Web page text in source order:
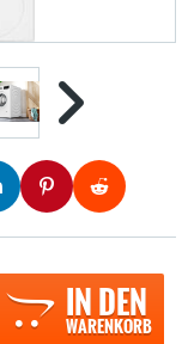
IN DEN
WARENKORB